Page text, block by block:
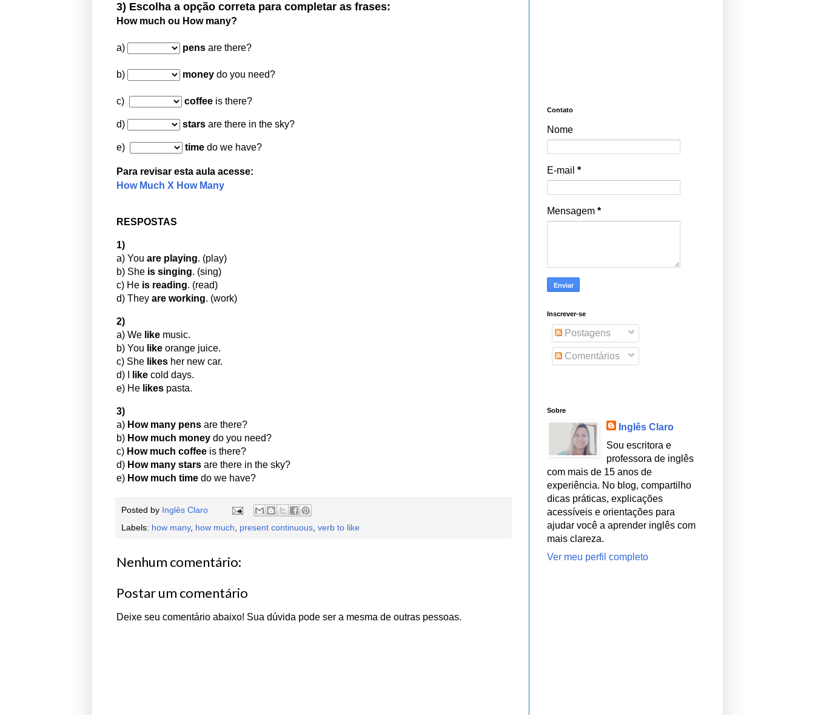
3) Escolha a opção correta para completar as frases:
How much ou How many?
a) pens are there?
b) money do you need?
c) coffee is there?
d) stars are there in the sky?
e) time do we have?
Para revisar esta aula acesse:
How Much X How Many
RESPOSTAS
1)
a) You are playing. (play)
b) She is singing. (sing)
c) He is reading. (read)
d) They are working. (work)
2)
a) We like music.
b) You like orange juice.
c) She likes her new car.
d) I
like cold days.
e) He likes pasta.
3)
a) How many pens are there?
b) How much money do you need?
c) How much coffee is there?
d) How many stars are there in the sky?
e) How much time do we have?
Posted by Inglês Claro
Labels: how many, how much, present continuous, verb to like
Nenhum comentário:
Postar um comentário
Deixe seu comentário abaixo! Sua dúvida pode ser a mesma de outras pessoas.
Contato
Nome
E-mail *
Mensagem *
Inscrever-se
Postagens
Comentários
Sobre
Inglês Claro
Sou escritora e
professora de inglês
com mais de 15 anos de
experiência. No blog, compartilho
dicas práticas, explicações
acessíveis e orientações para
ajudar você a aprender inglês com
mais clareza.
Ver meu perfil completo